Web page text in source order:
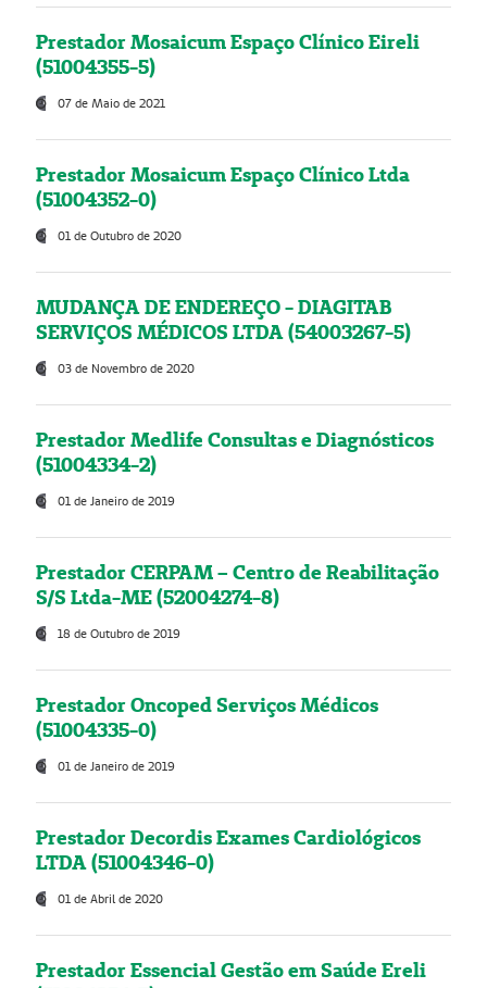
Prestador Mosaicum Espaço Clínico Eireli
(51004355-5)
07 de Maio de 2021
Prestador Mosaicum Espaço Clínico Ltda
(51004352-0)
01 de Outubro de 2020
MUDANÇA DE ENDEREÇO - DIAGITAB
SERVIÇOS MÉDICOS LTDA (54003267-5)
03 de Novembro de 2020
Prestador Medlife Consultas e Diagnósticos
(51004334-2)
01 de Janeiro de 2019
Prestador CERPAM – Centro de Reabilitação
S/S Ltda-ME (52004274-8)
18 de Outubro de 2019
Prestador Oncoped Serviços Médicos
(51004335-0)
01 de Janeiro de 2019
Prestador Decordis Exames Cardiológicos
LTDA (51004346-0)
01 de Abril de 2020
Prestador Essencial Gestão em Saúde Ereli